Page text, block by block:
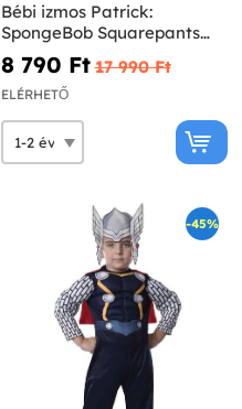
Bébi izmos Patrick:
SpongeBob Squarepants
Movie Costume
8 790 Ft‎ 17 990 Ft‎
ELÉRHETŐ
-45%